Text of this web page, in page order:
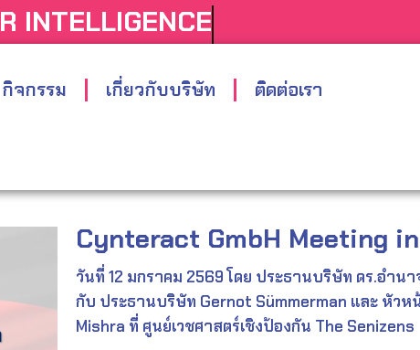
BETTER INTELLIGENCE
กิจกรรม เกี่ยวกับบริษัท ติดต่อเรา
Cynteract GmbH Meeting
วันที่ 12 มกราคม 2569 โดย ประธานบริษัท ดร.อำน
กับ ประธานบริษัท Gernot Sümmerman และ หัวห
Mishra ที่ ศูนย์เวชศาสตร์เชิงป้องกัน The Senizens